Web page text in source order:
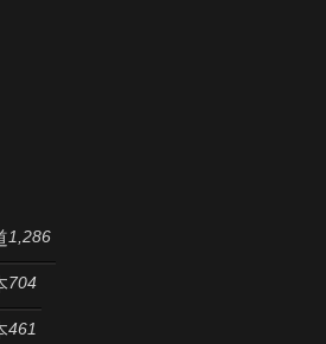
1,286
704
461